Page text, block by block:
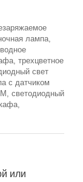
лампа,
трехцветное
свет
с датчиком
светодиодный
или